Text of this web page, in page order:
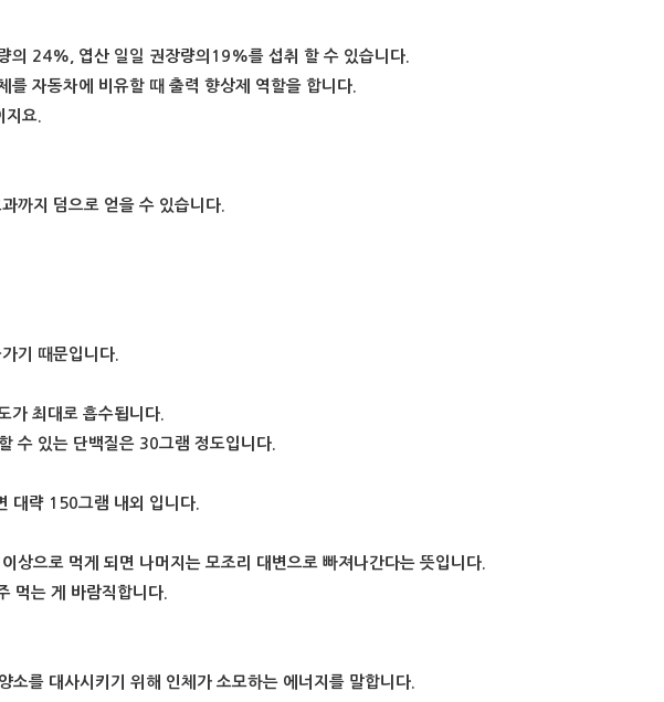
의 24%, 엽산 일일 권장량의19%를 섭취 할 수 있습니다.
를 자동차에 비유할 때 출력 향상제 역할을 합니다.
요.
까지 덤으로 얻을 수 있습니다.
기 때문입니다.
가 최대로 흡수됩니다.
수 있는 단백질은 30그램 정도입니다.
대략 150그램 내외 입니다.
상으로 먹게 되면 나머지는 모조리 대변으로 빠져나간다는 뜻입니다.
먹는 게 바람직합니다.
를 대사시키기 위해 인체가 소모하는 에너지를 말합니다.